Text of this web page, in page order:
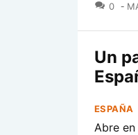
0
Un
ESPAÑA
Abre